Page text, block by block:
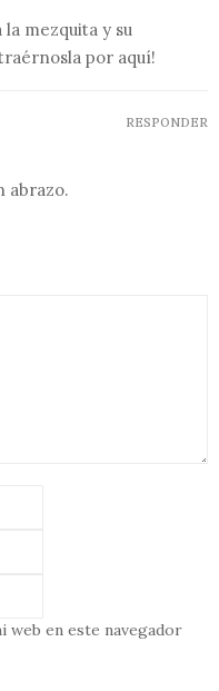
mezquita y su
por aquí!
abrazo.
RESPONDER
web en este navegador